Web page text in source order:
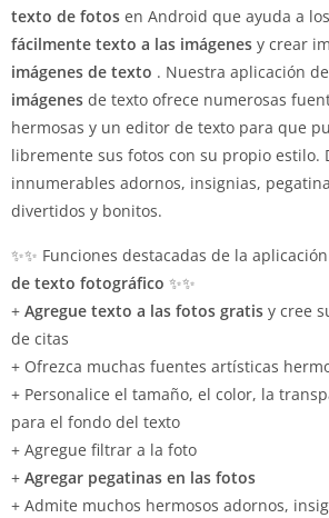
texto de fotos en Android que ayuda a
fácilmente texto a las imágenes y crear
imágenes de texto . Nuestra aplicación de
imágenes de texto ofrece numerosas
hermosas y un editor de texto para que
libremente sus fotos con su propio estilo.
innumerables adornos, insignias,
divertidos y bonitos.
✨✨ Funciones destacadas de la aplicación
de texto fotográfico ✨✨
+ Agregue texto a las fotos gratis y cree
de citas
+ Ofrezca muchas fuentes artísticas
+ Personalice el tamaño, el color, la
para el fondo del texto
+ Agregue filtrar a la foto
+ Agregar pegatinas en las fotos
+ Admite muchos hermosos adornos,